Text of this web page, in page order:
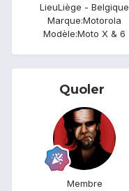
LieuLiège - Belgique
Marque:Motorola
Modèle:Moto X & 6
Quoler
Membre